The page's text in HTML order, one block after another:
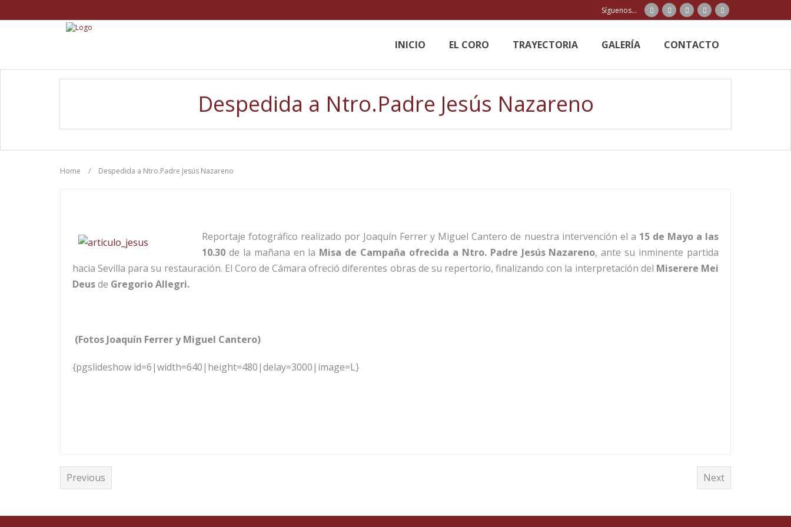
Síguenos...
INICIO EL CORO TRAYECTORIA GALERÍA CONTACTO
Despedida a Ntro.Padre Jesús Nazareno
Home / Despedida a Ntro.Padre Jesús Nazareno
Reportaje fotográfico realizado por Joaquín Ferrer y Miguel Cantero de nuestra intervención el a 15 de Mayo a las
10.30 de la mañana en la Misa de Campaña ofrecida a Ntro. Padre Jesús Nazareno, ante su inminente partida
hacia Sevilla para su restauración. El Coro de Cámara ofreció diferentes obras de su repertorio, finalizando con la interpretación del Miserere Mei
Deusde Gregorio Allegri.
(Fotos Joaquín Ferrer y Miguel Cantero)
{pgslideshow id=6|width=640|height=480|delay=3000|image=L}
Previous Next